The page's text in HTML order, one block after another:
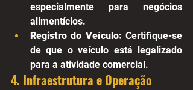
especialmente para negócios
alimentícios.
Registro do Veículo: Certifique-se
de que o veículo está legalizado
para a atividade comercial.
4. Infraestrutura e Operação